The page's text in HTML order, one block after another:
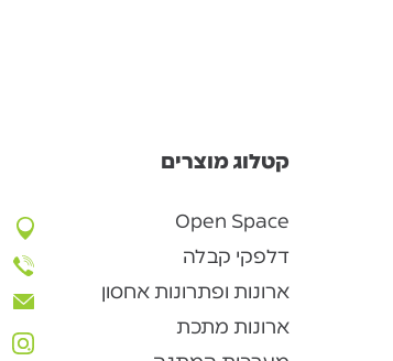
קטלוג מוצרים
Open Space
דלפקי קבלה
ארונות ופתרונות אחסון
ארונות מתכת